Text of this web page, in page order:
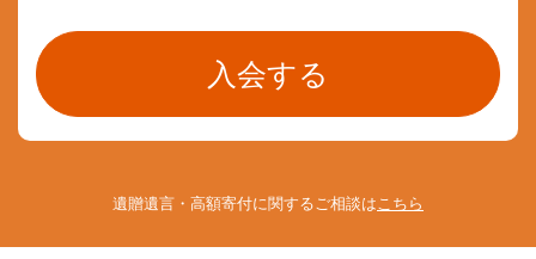
遺贈遺言・高額寄付に関するご相談はこちら